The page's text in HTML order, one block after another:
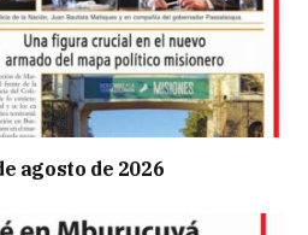
agosto de 2026